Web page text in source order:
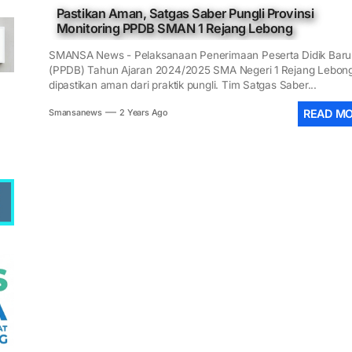
1 Rejang Lebong Masuk Top 100 Nasional SIMT
0409/Rejang Lebong Renovasi Lapangan Basket SMAN 1
SMANSA Sistem Manajemen Arsip dan Informasi Surat,
LCC 4 Pilar MPR SMAN 1 RL, Wakili Rejang Lebong Menuju
SMANSA Pramabansa Juara Umum di Mahoni Championship
Pastikan Aman, Satgas Saber Pungli Provinsi
Monitoring PPDB SMAN 1 Rejang Lebong
SMANSA News - Pelaksanaan Penerimaan Peserta Didik Baru
(PPDB) Tahun Ajaran 2024/2025 SMA Negeri 1 Rejang
dipastikan aman dari praktik pungli. Tim Satgas Saber...
Smansanews 2 Years Ago READ